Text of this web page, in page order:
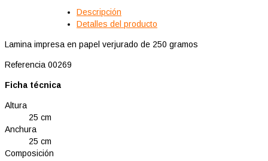
Descripción
Detalles del producto
Lamina impresa en papel verjurado de 250 gramos
Referencia 00269
Ficha técnica
Altura
25 cm
Anchura
25 cm
Composición